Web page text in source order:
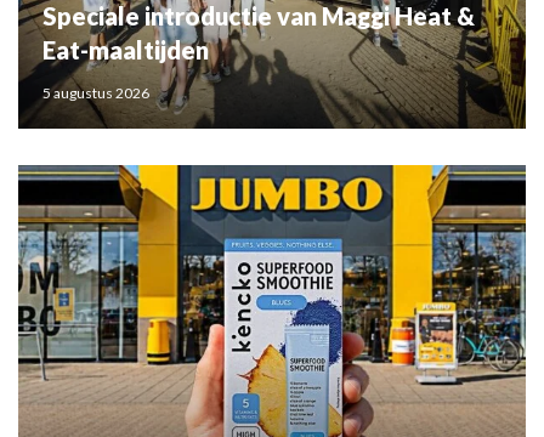
Speciale introductie van Maggi Heat &
Eat-maaltijden
5 augustus 2026